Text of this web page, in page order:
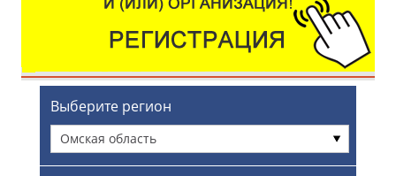
Выберите регион
Омская область